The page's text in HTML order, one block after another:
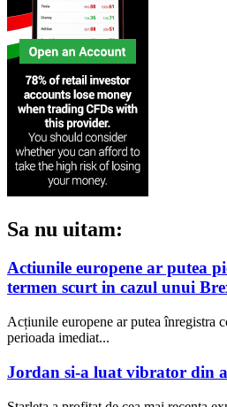
Sa nu uitam:
Actiunile europene ar putea
termen scurt in cazul unui
Acțiunile europene ar putea înregistra
perioada imediat...
Jordan si-a luat vibrator din